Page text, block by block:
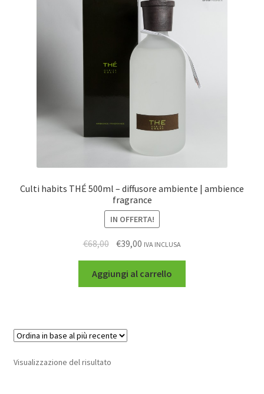
Culti habits THÉ 500ml – diffusore ambiente | ambience
fragrance
IN OFFERTA!
€68,00 €39,00 IVA INCLUSA
Aggiungi al carrello
Visualizzazione del risultato